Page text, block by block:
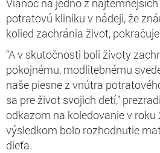
Vianoc na jedno z
potratovú kliniku v nádeji, že
kolied zachránia život,
“A v skutočnosti boli životy
pokojnému, modlitebnému
naše piesne z vnútra
sa pre život svojich detí,”
odkazom na koledovanie v roku
výsledkom bolo rozhodnutie
dieťa.